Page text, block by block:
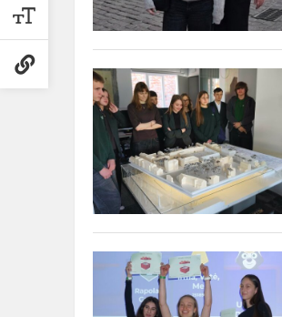
konkurso
laureatė!
Gmnazistai
svarstė
Steigiamojo
Seimo
aikštės
įveiklinimo
ga...
Mokinių
tarybos
renginys